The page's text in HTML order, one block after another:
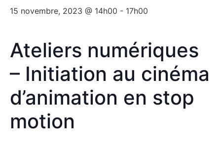
15 novembre, 2023 @ 14h00 - 17h00
Ateliers numériques
– Initiation au cinéma
d’animation en stop
motion